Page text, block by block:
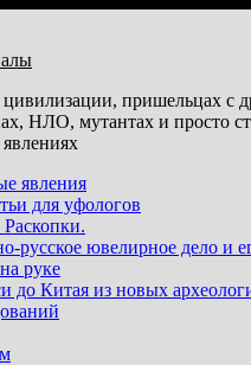
цивилизации, пришельцах с
НЛО, мутантах и просто
явления
для уфологов
русское ювелирное дело и
руке
до Китая из новых